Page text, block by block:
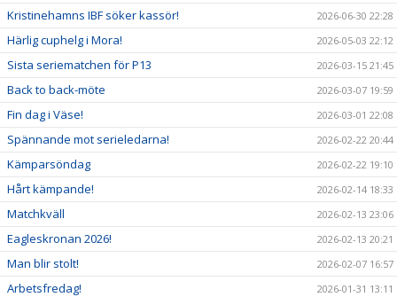
Kristinehamns IBF söker kassör! 2026-06-30 22:28
Härlig cuphelg i Mora! 2026-05-03 22:12
Sista seriematchen för P13 2026-03-15 21:45
Back to back-möte 2026-03-07 19:59
Fin dag i Väse! 2026-03-01 22:08
Spännande mot serieledarna! 2026-02-22 20:44
Kämparsöndag 2026-02-22 19:10
Hårt kämpande! 2026-02-14 18:33
Matchkväll 2026-02-13 23:06
Eagleskronan 2026! 2026-02-13 20:21
Man blir stolt! 2026-02-07 16:57
Arbetsfredag! 2026-01-31 13:11